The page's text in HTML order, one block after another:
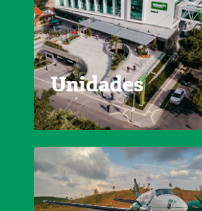
Unidades